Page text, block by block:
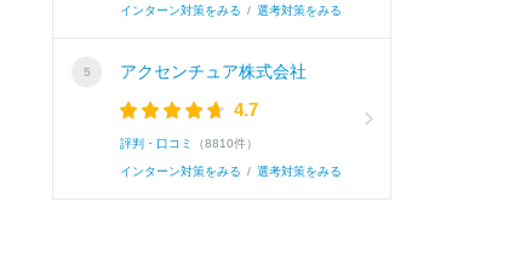
インターン対策をみる / 選考対策をみる
アクセンチュア株式会社
4.7
評判・口コミ （8810件）
インターン対策をみる / 選考対策をみる